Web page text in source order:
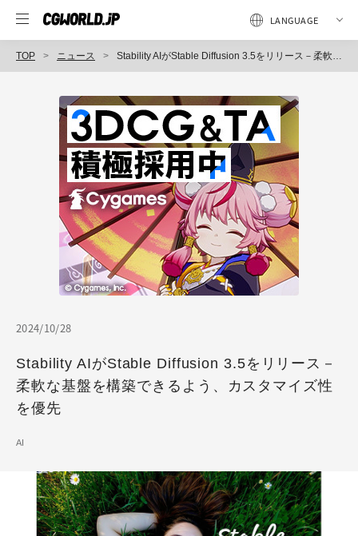
TOP ニュース Stability AIがStable Diffusion 3.5をリリース－柔軟な基盤を構築できるよう、カスタマイズ性を優先
2024/10/28
Stability AIがStable Diffusion 3.5をリリース－
柔軟な基盤を構築できるよう、カスタマイズ性
を優先
AI